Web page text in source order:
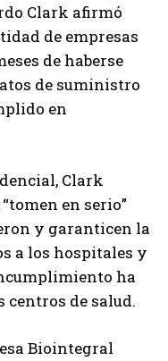
Clark afirmó
de empresas
de haberse
de suministro
en
Clark
en serio”
y garanticen la
a los hospitales y
ha
centros de salud.
Biointegral